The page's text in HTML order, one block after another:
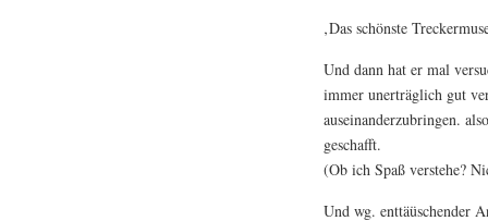
‚Das schönste
Und dann hat er mal
immer unerträglich gut
auseinanderzubringen.
geschafft.
(Ob ich Spaß verstehe?
Und wg. enttäüschender